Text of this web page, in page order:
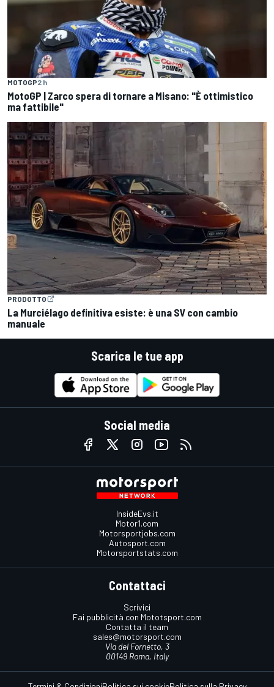
MOTOGP2 h
MotoGP | Zarco spera di tornare a Misano: "È ottimistico
ma fattibile"
PRODOTTO
La Murciélago definitiva esiste: è una SV con cambio
manuale
Scarica le tue app
Social media
InsideEvs.it
Motor1.com
Motorsportjobs.com
Autosport.com
Motorsportstats.com
Contattaci
Scrivici
Fai pubblicità con Mototsport.com
Contatta il team
sales@motorsport.com
Via del Fornetto, 3
00149 Roma, Italy